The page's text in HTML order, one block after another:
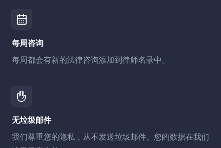
每周咨询
每周都会有新的法律咨询添加到律师名录中。
无垃圾邮件
我们尊重您的隐私，从不发送垃圾邮件。您的数据在我们